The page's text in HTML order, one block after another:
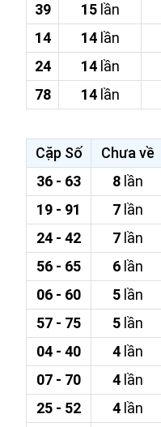
39
15lần
14
14lần
24
14lần
78
14lần
Cặp Số Chưa về
36 - 63
8lần
19 - 91
7lần
24 - 42
7lần
56 - 65
6lần
06 - 60
5lần
57 - 75
5lần
04 - 40
4lần
07 - 70
4lần
25 - 52
4lần